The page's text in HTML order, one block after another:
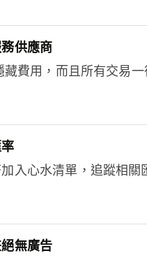
供應商
藏費用，而且所有交易一
入心水清單，追蹤相關
無廣告